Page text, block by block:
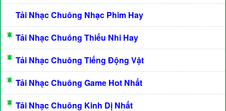
Tải Nhạc Chuông Nhạc Phim Hay
Tải Nhạc Chuông Thiếu Nhi Hay
Tải Nhạc Chuông Tiếng Động Vật
Tải Nhạc Chuông Game Hot Nhất
Tải Nhạc Chuông Kinh Dị Nhất